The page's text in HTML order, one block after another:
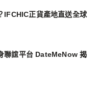
IFCHIC正貨產地直送全球
聯誼平台 DateMeNow 揭